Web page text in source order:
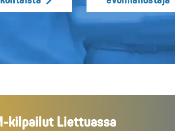
kilpailut Liettuassa